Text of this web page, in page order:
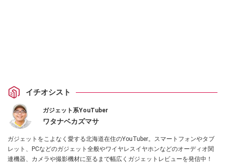
イチオシスト
ガジェット系YouTuber
ワタナベカズマサ
ガジェットをこよなく愛する北海道在住のYouTuber。スマートフォンやタブ
レット、PCなどのガジェット全般やワイヤレスイヤホンなどのオーディオ関
連機器、カメラや撮影機材に至るまで幅広くガジェットレビューを発信中！